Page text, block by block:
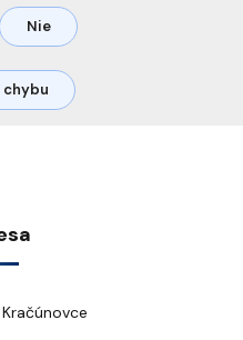
Nie
chybu